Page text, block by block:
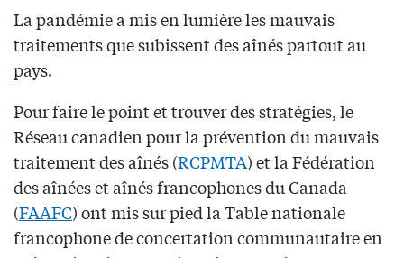
La pandémie a mis en lumière les mauvais
traitements que subissent des aînés partout au
pays.
Pour faire le point et trouver des stratégies, le
Réseau canadien pour la prévention du mauvais
traitement des aînés (RCPMTA) et la Fédération
des aînées et aînés francophones du Canada
(FAAFC) ont mis sur pied la Table nationale
francophone de concertation communautaire en